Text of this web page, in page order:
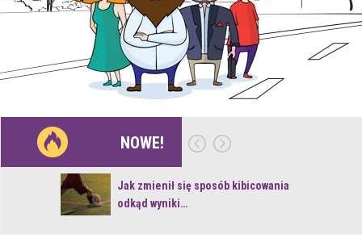
NOWE!
Jak zmienił się sposób kibicowania
odkąd wyniki…